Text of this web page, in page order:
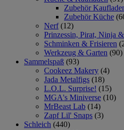
Zubehör
Zubehör Küche
Nerf (12)
Prinzessin, Pirat, Ninja
Schminken & Frisieren
Werkzeug & Garten (90)
Sammelspaß (93)
Cookeez Makery (4)
Jada Metalfigs (18)
L.O.L. Surprise! (15)
MGA's Miniverse (10)
MrBeast Lab (14)
Zapf Lil' Snaps (3)
Schleich (440)